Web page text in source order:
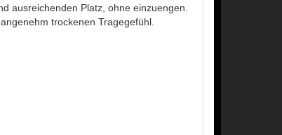
ausreichenden Platz, ohne einzuengen.
trockenen Tragegefühl.